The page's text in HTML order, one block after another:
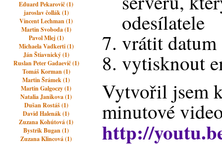
Eduard Pekarovič (1)
jaroslav čollák (1)
Vincent Lechman (1)
Martin Svoboda (1)
Pavol Mlej (1)
Michaela Vadkerti (1)
Ján Štiavnický (1)
Ruslan Peter Gadaevič (1)
Tomáš Korman (1)
Martin Šrámek (1)
Martin Galgoczy (1)
Natalia Janikova (1)
Dušan Rostáš (1)
David Halenák (1)
Zuzana Kohútová (1)
Bystrik Bugan (1)
Zuzana Klincová (1)
odesílatele
vrátit
vytisknout
Vytvořil jsem
minutové
http://